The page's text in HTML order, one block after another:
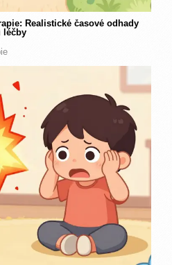
Realistické časové odhady
léčby